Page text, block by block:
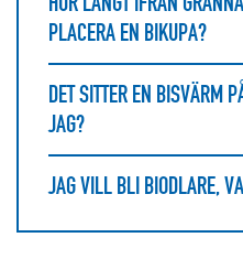
PLACERA EN BIKUPA?
DET SITTER EN BISVÄRM
JAG?
JAG VILL BLI BIODLARE,